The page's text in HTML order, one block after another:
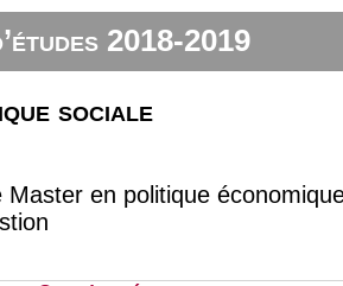
2018-2019
sociale
en politique